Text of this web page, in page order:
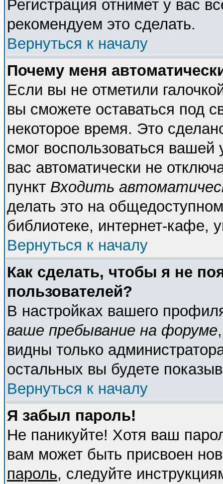
Регистрация отнимет у вас
рекомендуем это сделать.
Вернуться к началу
Почему меня
Если вы не отметили
вы сможете оставаться под
некоторое время. Это
смог воспользоваться
вас автоматически не
пункт Входить
делать это на
библиотеке, интернет-кафе,
Вернуться к началу
Как сделать, чтобы я не
пользователей?
В настройках вашего
ваше пребывание на форуме
видны только
остальных вы будете
Вернуться к началу
Я забыл пароль!
Не паникуйте! Хотя ваш
вам может быть присвоен
пароль, следуйте